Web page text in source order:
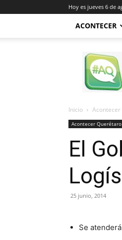
Hoy es jueves 6 de
ACONTECER
Acontecer
Inicio
Acontecer Querétaro
El
25 junio, 2014
Se